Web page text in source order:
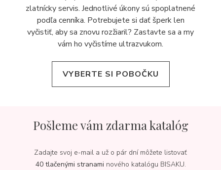
zlatnícky servis. Jednotlivé úkony sú spoplatnené
podľa cenníka. Potrebujete si dať šperk len
vyčistiť, aby sa znovu rozžiaril? Zastavte sa a my
vám ho vyčistíme ultrazvukom.
VYBERTE SI POBOČKU
Pošleme vám zdarma katalóg
Zadajte svoj e-mail a už o pár dní môžete listovať
40 tlačenými stranami nového katalógu BISAKU.